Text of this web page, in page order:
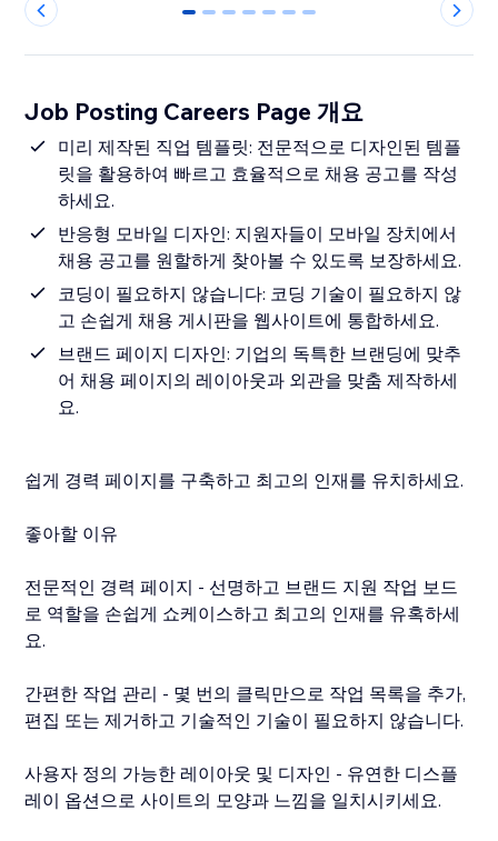
0 1 2 3 4 5 6
Job Posting Careers Page 개요
미리 제작된 직업 템플릿: 전문적으로 디자인된 템플
릿을 활용하여 빠르고 효율적으로 채용 공고를 작성
하세요.
반응형 모바일 디자인: 지원자들이 모바일 장치에서
채용 공고를 원할하게 찾아볼 수 있도록 보장하세요.
코딩이 필요하지 않습니다: 코딩 기술이 필요하지 않
고 손쉽게 채용 게시판을 웹사이트에 통합하세요.
브랜드 페이지 디자인: 기업의 독특한 브랜딩에 맞추
어 채용 페이지의 레이아웃과 외관을 맞춤 제작하세
요.
쉽게 경력 페이지를 구축하고 최고의 인재를 유치하세요.
좋아할 이유
전문적인 경력 페이지 - 선명하고 브랜드 지원 작업 보드
로 역할을 손쉽게 쇼케이스하고 최고의 인재를 유혹하세
요.
간편한 작업 관리 - 몇 번의 클릭만으로 작업 목록을 추가,
편집 또는 제거하고 기술적인 기술이 필요하지 않습니다.
사용자 정의 가능한 레이아웃 및 디자인 - 유연한 디스플
레이 옵션으로 사이트의 모양과 느낌을 일치시키세요.